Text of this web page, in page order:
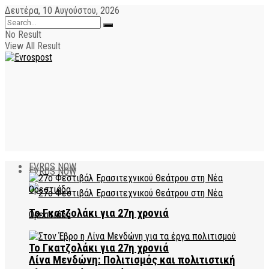
Δευτέρα, 10 Αυγούστου, 2026
No Result
View All Result
EVROS NOW
Το Γκατζολάκι για 27η χρονιά
EVROS NOW
Το Γκατζολάκι για 27η χρονιά
Λίνα Μενδώνη: Πολιτισμός και πολιτιστική